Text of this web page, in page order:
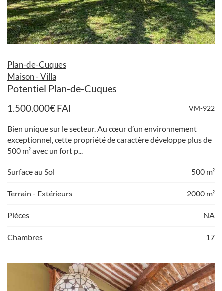
Plan-de-Cuques
Maison - Villa
Potentiel Plan-de-Cuques
1.500.000€ FAI VM-922
Bien unique sur le secteur. Au cœur d’un environnement
exceptionnel, cette propriété de caractère développe plus de
500 m² avec un fort p...
Surface au Sol 500 m²
Terrain - Extérieurs 2000 m²
Pièces NA
Chambres 17